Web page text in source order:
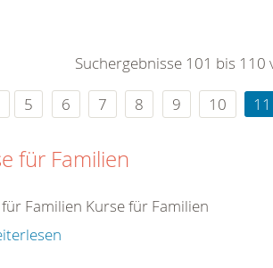
Uhr
Suchergebnisse 101 bis 110
5 6 7 8 9 10 11
für Familien
Familien Kurse für Familien